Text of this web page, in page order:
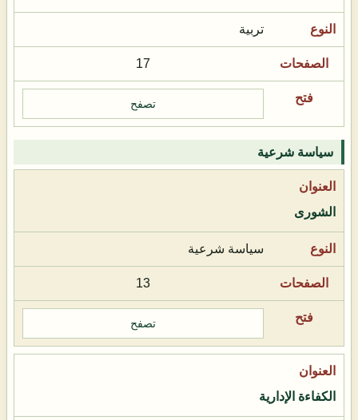
تربية
17
تصفح
سياسة شرعية
الشورى
سياسة شرعية
13
تصفح
الكفاءة الإدارية